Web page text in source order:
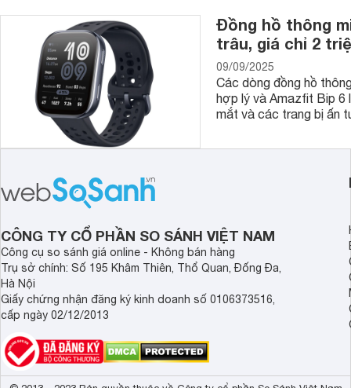
dạng các thiết kế, dòng đồng hồ này phù hợp với cả cho
em.
Thương hiệu Sunrise Swiss cũng mang tới nhiều mẫu thiết
tròn hoặc chữ nhật, cùng sự phối hợp giữa các chất liệu
phù hợp với phong cách và nhu cầu của bản thân.
Nhìn chung, nếu bạn đang cần mua một chiếc đồng hồ
Sunrise sẽ là một trong những lựa chọn tốt hàng đầu.
Đồng hồ thông
trâu, giá chỉ 2
09/09/2025
Các dòng đồng hồ
hợp lý và Amazfit Bip 6
mắt và các trang bị ấn
CÔNG TY CỔ PHẦN SO SÁNH VIỆT NAM
Công cụ so sánh giá online - Không bán hàng
Trụ sở chính: Số 195 Khâm Thiên, Thổ Quan, Đống Đa,
Hà Nội
Giấy chứng nhận đăng ký kinh doanh số 0106373516,
cấp ngày 02/12/2013